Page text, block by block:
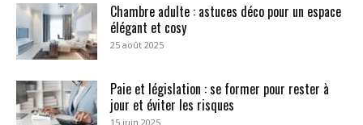
Chambre adulte : astuces déco pour un espace
élégant et cosy
25 août 2025
Paie et législation : se former pour rester à
jour et éviter les risques
15 juin 2025